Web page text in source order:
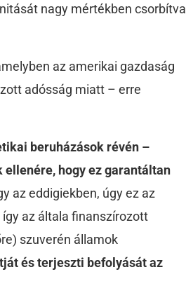
nagy mértékben csorbítva
az amerikai gazdaság
adósság miatt – erre
beruházások révén –
ellenére, hogy ez garantáltan
az eddigiekben, úgy ez az
az általa finanszírozott
szuverén államok
és terjeszti befolyását az